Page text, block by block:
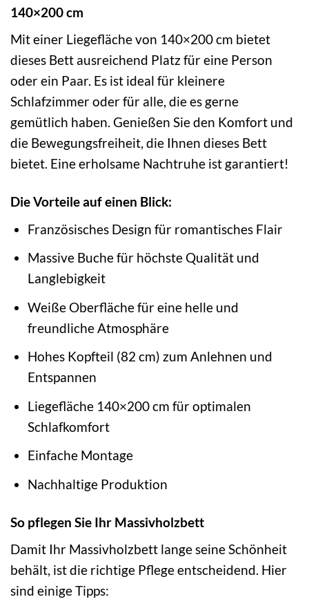
140×200 cm
Mit einer Liegefläche von 140×200 cm bietet
dieses Bett ausreichend Platz für eine Person
oder ein Paar. Es ist ideal für kleinere
Schlafzimmer oder für alle, die es gerne
gemütlich haben. Genießen Sie den Komfort und
die Bewegungsfreiheit, die Ihnen dieses Bett
bietet. Eine erholsame Nachtruhe ist garantiert!
Die Vorteile auf einen Blick:
Französisches Design für romantisches Flair
Massive Buche für höchste Qualität und
Langlebigkeit
Weiße Oberfläche für eine helle und
freundliche Atmosphäre
Hohes Kopfteil (82 cm) zum Anlehnen und
Entspannen
Liegefläche 140×200 cm für optimalen
Schlafkomfort
Einfache Montage
Nachhaltige Produktion
So pflegen Sie Ihr Massivholzbett
Damit Ihr Massivholzbett lange seine Schönheit
behält, ist die richtige Pflege entscheidend. Hier
sind einige Tipps: